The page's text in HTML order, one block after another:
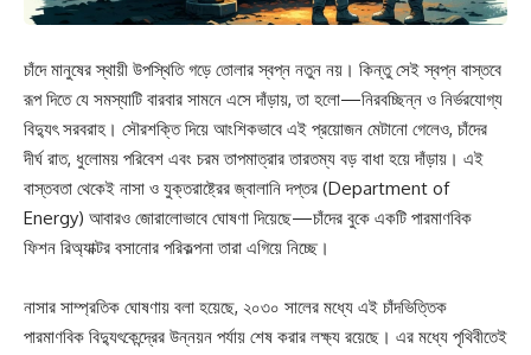
চাঁদে মানুষের স্থায়ী উপস্থিতি গড়ে তোলার স্বপ্ন নতুন নয়। কিন্তু সেই স্বপ্ন বাস্তবে
রূপ দিতে যে সমস্যাটি বারবার সামনে এসে দাঁড়ায়, তা হলো—নিরবচ্ছিন্ন ও নির্ভরযোগ্য
বিদ্যুৎ সরবরাহ। সৌরশক্তি দিয়ে আংশিকভাবে এই প্রয়োজন মেটানো গেলেও, চাঁদের
দীর্ঘ রাত, ধুলোময় পরিবেশ এবং চরম তাপমাত্রার তারতম্য বড় বাধা হয়ে দাঁড়ায়। এই
বাস্তবতা থেকেই নাসা ও যুক্তরাষ্ট্রের জ্বালানি দপ্তর (Department of
Energy) আবারও জোরালোভাবে ঘোষণা দিয়েছে—চাঁদের বুকে একটি পারমাণবিক
ফিশন রিঅ্যাক্টর বসানোর পরিকল্পনা তারা এগিয়ে নিচ্ছে।
নাসার সাম্প্রতিক ঘোষণায় বলা হয়েছে, ২০৩০ সালের মধ্যে এই চাঁদভিত্তিক
পারমাণবিক বিদ্যুৎকেন্দ্রের উন্নয়ন পর্যায় শেষ করার লক্ষ্য রয়েছে। এর মধ্যে পৃথিবীতেই